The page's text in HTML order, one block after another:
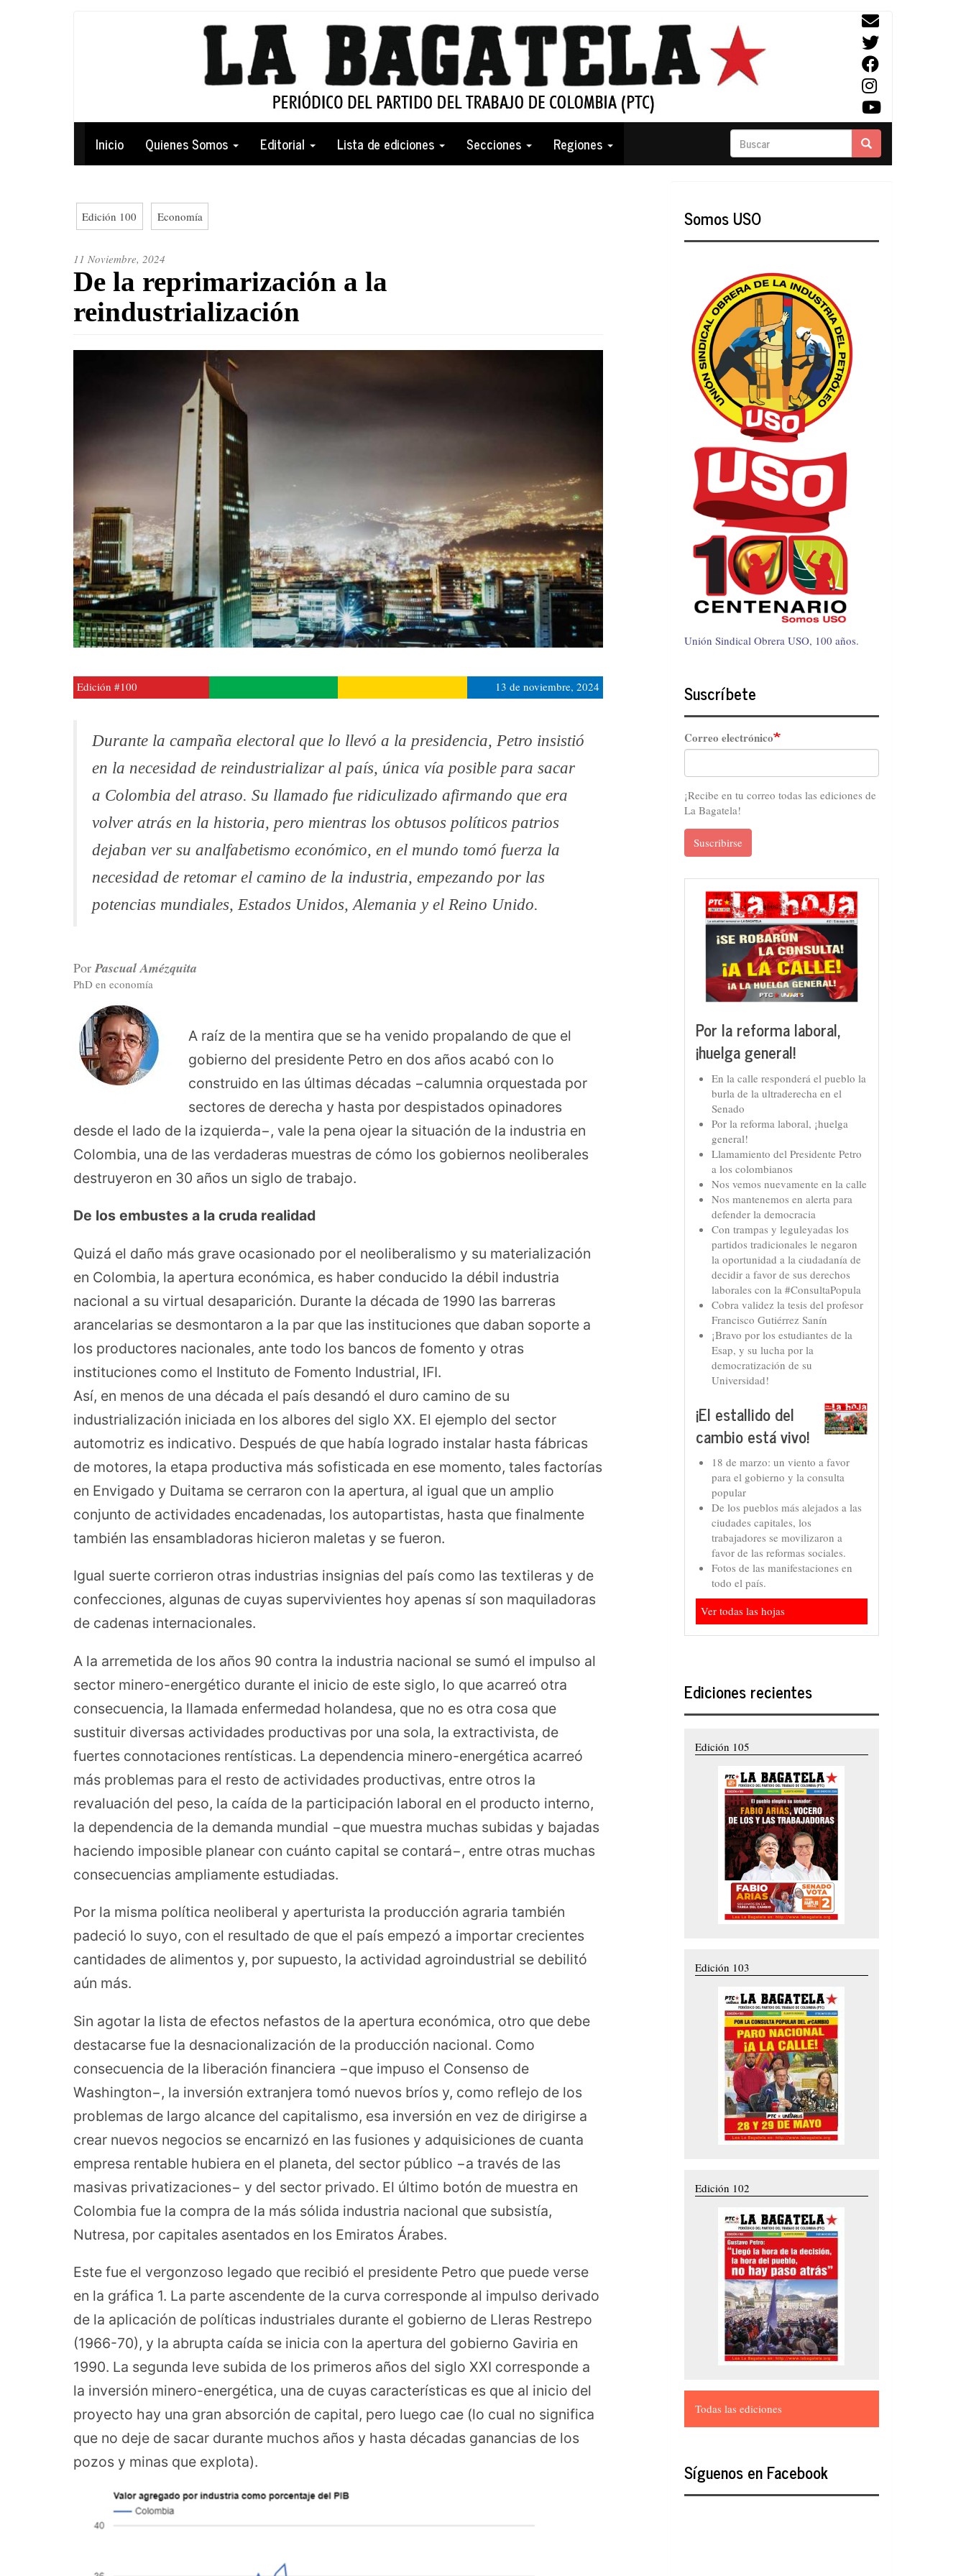
Navegación
principal
Inicio Quienes Somos Editorial Lista de ediciones Secciones Regiones Buscar Buscar
Edición 100 Economía
11 Noviembre, 2024
De la reprimarización a la
reindustrialización
Edición #100 13 de noviembre, 2024
Durante la campaña electoral que lo llevó a la presidencia, Petro insistió
en la necesidad de reindustrializar al país, única vía posible para sacar
a Colombia del atraso. Su llamado fue ridiculizado afirmando que era
volver atrás en la historia, pero mientras los obtusos políticos patrios
dejaban ver su analfabetismo económico, en el mundo tomó fuerza la
necesidad de retomar el camino de la industria, empezando por las
potencias mundiales, Estados Unidos, Alemania y el Reino Unido.
Por Pascual Amézquita
PhD en economía
A raíz de la mentira que se ha venido propalando de que el
gobierno del presidente Petro en dos años acabó con lo
construido en las últimas décadas −calumnia orquestada por
sectores de derecha y hasta por despistados opinadores
desde el lado de la izquierda−, vale la pena ojear la situación de la industria en
Colombia, una de las verdaderas muestras de cómo los gobiernos neoliberales
destruyeron en 30 años un siglo de trabajo.
De los embustes a la cruda realidad
Quizá el daño más grave ocasionado por el neoliberalismo y su materialización
en Colombia, la apertura económica, es haber conducido la débil industria
nacional a su virtual desaparición. Durante la década de 1990 las barreras
arancelarias se desmontaron a la par que las instituciones que daban soporte a
los productores nacionales, ante todo los bancos de fomento y otras
instituciones como el Instituto de Fomento Industrial, IFI.
Así, en menos de una década el país desandó el duro camino de su
industrialización iniciada en los albores del siglo XX. El ejemplo del sector
automotriz es indicativo. Después de que había logrado instalar hasta fábricas
de motores, la etapa productiva más sofisticada en ese momento, tales factorías
en Envigado y Duitama se cerraron con la apertura, al igual que un amplio
conjunto de actividades encadenadas, los autopartistas, hasta que finalmente
también las ensambladoras hicieron maletas y se fueron.
Igual suerte corrieron otras industrias insignias del país como las textileras y de
confecciones, algunas de cuyas supervivientes hoy apenas sí son maquiladoras
de cadenas internacionales.
A la arremetida de los años 90 contra la industria nacional se sumó el impulso al
sector minero-energético durante el inicio de este siglo, lo que acarreó otra
consecuencia, la llamada enfermedad holandesa, que no es otra cosa que
sustituir diversas actividades productivas por una sola, la extractivista, de
fuertes connotaciones rentísticas. La dependencia minero-energética acarreó
más problemas para el resto de actividades productivas, entre otros la
revaluación del peso, la caída de la participación laboral en el producto interno,
la dependencia de la demanda mundial −que muestra muchas subidas y bajadas
haciendo imposible planear con cuánto capital se contará−, entre otras muchas
consecuencias ampliamente estudiadas.
Por la misma política neoliberal y aperturista la producción agraria también
padeció lo suyo, con el resultado de que el país empezó a importar crecientes
cantidades de alimentos y, por supuesto, la actividad agroindustrial se debilitó
aún más.
Sin agotar la lista de efectos nefastos de la apertura económica, otro que debe
destacarse fue la desnacionalización de la producción nacional. Como
consecuencia de la liberación financiera −que impuso el Consenso de
Washington−, la inversión extranjera tomó nuevos bríos y, como reflejo de los
problemas de largo alcance del capitalismo, esa inversión en vez de dirigirse a
crear nuevos negocios se encarnizó en las fusiones y adquisiciones de cuanta
empresa rentable hubiera en el planeta, del sector público −a través de las
masivas privatizaciones− y del sector privado. El último botón de muestra en
Colombia fue la compra de la más sólida industria nacional que subsistía,
Nutresa, por capitales asentados en los Emiratos Árabes.
Este fue el vergonzoso legado que recibió el presidente Petro que puede verse
en la gráfica 1. La parte ascendente de la curva corresponde al impulso derivado
de la aplicación de políticas industriales durante el gobierno de Lleras Restrepo
(1966-70), y la abrupta caída se inicia con la apertura del gobierno Gaviria en
1990. La segunda leve subida de los primeros años del siglo XXI corresponde a
la inversión minero-energética, una de cuyas características es que al inicio del
proyecto hay una gran absorción de capital, pero luego cae (lo cual no significa
que no deje de sacar durante muchos años y hasta décadas ganancias de los
pozos y minas que explota).
Somos USO
Unión Sindical Obrera USO, 100 años.
Suscríbete
Correo electrónico
¡Recibe en tu correo todas las ediciones de
La Bagatela!
Suscribirse
Por la reforma laboral,
¡huelga general!
En la calle responderá el pueblo la
burla de la ultraderecha en el
Senado
Por la reforma laboral, ¡huelga
general!
Llamamiento del Presidente Petro
a los colombianos
Nos vemos nuevamente en la calle
Nos mantenemos en alerta para
defender la democracia
Con trampas y leguleyadas los
partidos tradicionales le negaron
la oportunidad a la ciudadanía de
decidir a favor de sus derechos
laborales con la #ConsultaPopula
Cobra validez la tesis del profesor
Francisco Gutiérrez Sanín
¡Bravo por los estudiantes de la
Esap, y su lucha por la
democratización de su
Universidad!
¡El estallido del
cambio está vivo!
18 de marzo: un viento a favor
para el gobierno y la consulta
popular
De los pueblos más alejados a las
ciudades capitales, los
trabajadores se movilizaron a
favor de las reformas sociales.
Fotos de las manifestaciones en
todo el país.
Ver todas las hojas
Ediciones recientes
Edición 105
Edición 103
Edición 102
Todas las ediciones
Síguenos en Facebook